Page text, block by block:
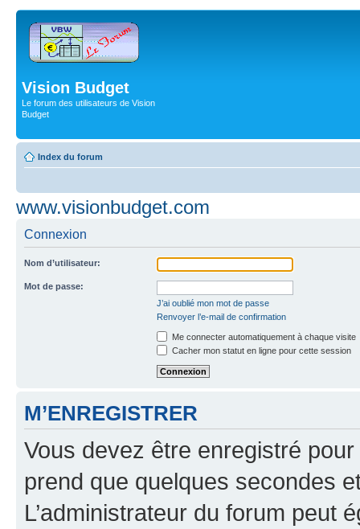
Vision Budget
Le forum des utilisateurs de Vision
Budget
Index du forum
www.visionbudget.com
Connexion
Nom d’utilisateur:
Mot de passe:
J’ai oublié mon mot de passe
Renvoyer l’e-mail de confirmation
Me connecter automatiquement à chaque visite
Cacher mon statut en ligne pour cette session
M’ENREGISTRER
Vous devez être enregistré
prend que quelques secondes
L’administrateur du forum peut